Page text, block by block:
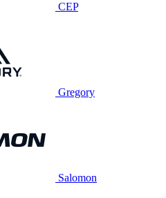
CEP
Gregory
Salomon